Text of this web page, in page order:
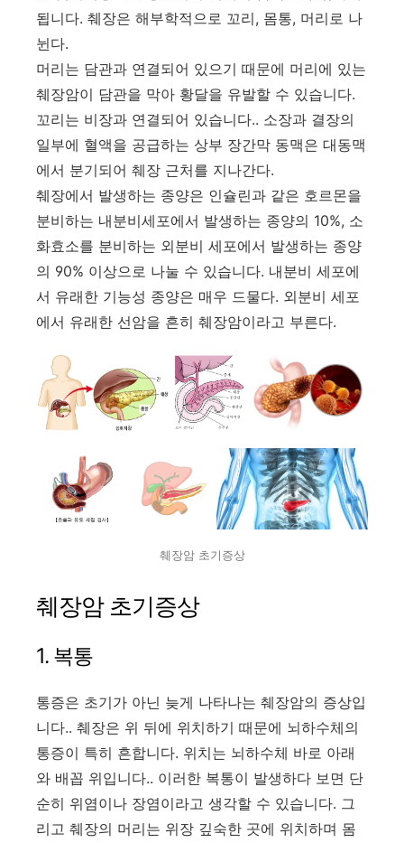
됩니다. 췌장은 해부학적으로 꼬리, 몸통, 머리로 나
뉜다.
머리는 담관과 연결되어 있으기 때문에 머리에 있는
췌장암이 담관을 막아 황달을 유발할 수 있습니다.
꼬리는 비장과 연결되어 있습니다.. 소장과 결장의
일부에 혈액을 공급하는 상부 장간막 동맥은 대동맥
에서 분기되어 췌장 근처를 지나간다.
췌장에서 발생하는 종양은 인슐린과 같은 호르몬을
분비하는 내분비세포에서 발생하는 종양의 10%, 소
화효소를 분비하는 외분비 세포에서 발생하는 종양
의 90% 이상으로 나눌 수 있습니다. 내분비 세포에
서 유래한 기능성 종양은 매우 드물다. 외분비 세포
에서 유래한 선암을 흔히 췌장암이라고 부른다.
췌장암 초기증상
췌장암 초기증상
1. 복통
통증은 초기가 아닌 늦게 나타나는 췌장암의 증상입
니다.. 췌장은 위 뒤에 위치하기 때문에 뇌하수체의
통증이 특히 흔합니다. 위치는 뇌하수체 바로 아래
와 배꼽 위입니다.. 이러한 복통이 발생하다 보면 단
순히 위염이나 장염이라고 생각할 수 있습니다. 그
리고 췌장의 머리는 위장 깊숙한 곳에 위치하며 몸